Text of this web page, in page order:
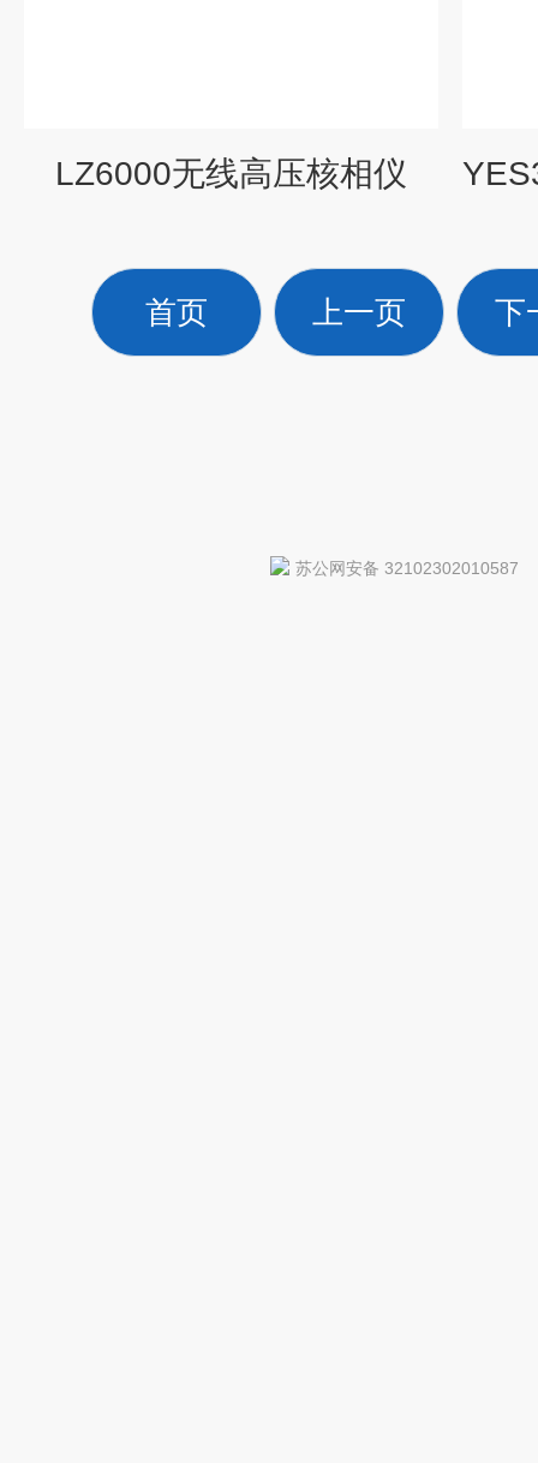
LZ6000无线高压核相仪
首页 上一页 下
苏公网安备 32102302010587